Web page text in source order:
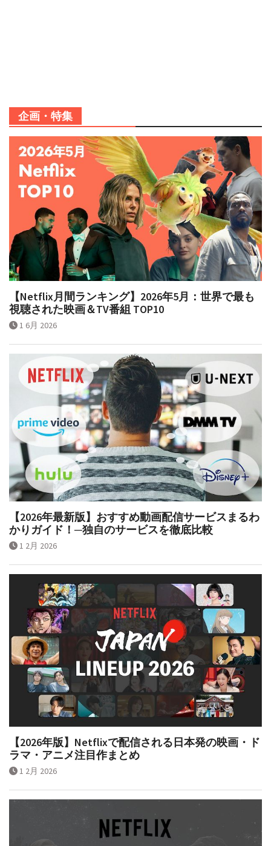
企画・特集
【Netflix月間ランキング】2026年5月：世界で最も
視聴された映画＆TV番組 TOP10
1 6月 2026
【2026年最新版】おすすめ動画配信サービスまるわ
かりガイド！─独自のサービスを徹底比較
1 2月 2026
【2026年版】Netflixで配信される日本発の映画・ド
ラマ・アニメ注目作まとめ
1 2月 2026